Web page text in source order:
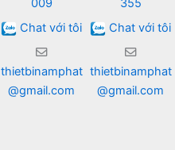
009
Chat với tôi
thietbinamphat
@gmail.com
355
Chat với tôi
thietbinamphat
@gmail.com